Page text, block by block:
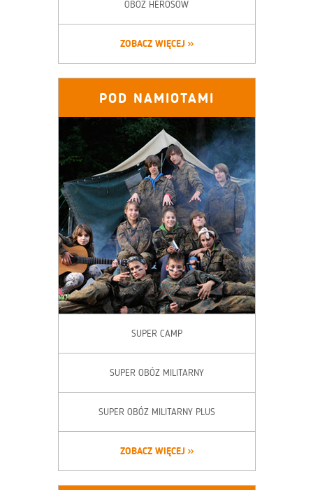
OBÓZ HEROSÓW
ZOBACZ WIĘCEJ
POD NAMIOTAMI
SUPER CAMP
SUPER OBÓZ MILITARNY
SUPER OBÓZ MILITARNY PLUS
ZOBACZ WIĘCEJ